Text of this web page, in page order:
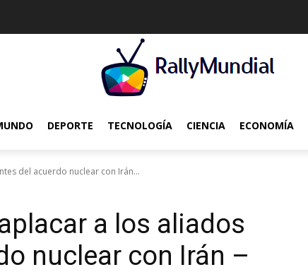
DEPORTE TECNOLOGÍA CIENCIA ECONOMÍA
del acuerdo nuclear con Irán...
a los aliados
nuclear con Irán –